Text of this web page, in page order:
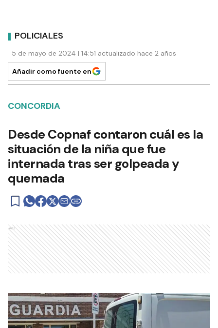
POLICIALES
5 de mayo de 2024 | 14:51 actualizado hace 2 años
Añadir como fuente en
CONCORDIA
Desde Copnaf contaron cuál es la
situación de la niña que fue
internada tras ser golpeada y
quemada
Ads